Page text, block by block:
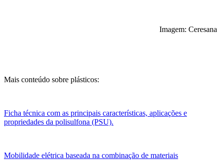
Imagem: Ceresana
Mais conteúdo sobre plásticos:
Ficha técnica com as principais características, aplicações e
propriedades da polisulfona (PSU).
Mobilidade elétrica baseada na combinação de materiais